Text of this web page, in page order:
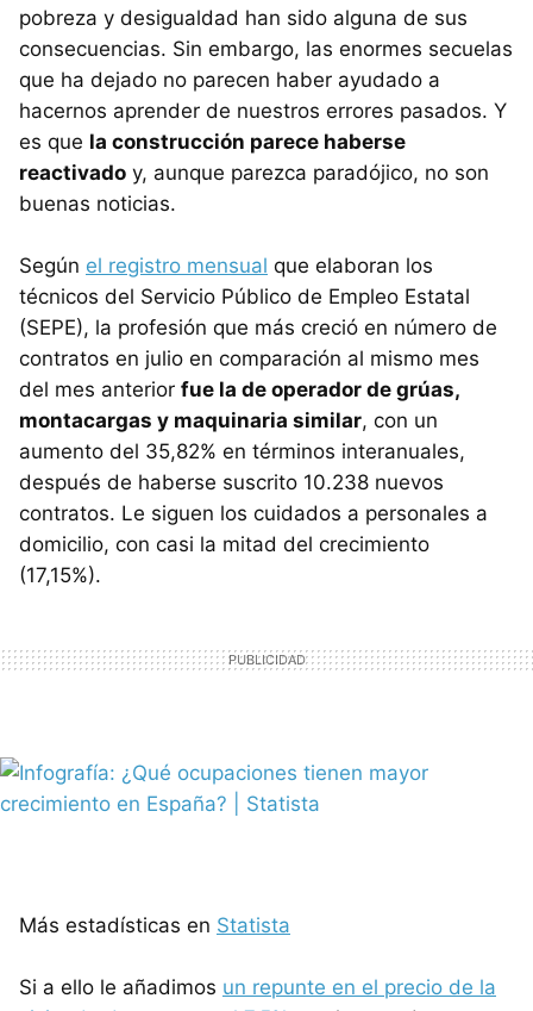
pobreza y desigualdad han sido alguna de sus
consecuencias. Sin embargo, las enormes secuelas
que ha dejado no parecen haber ayudado a
hacernos aprender de nuestros errores pasados. Y
es que la construcción parece haberse
reactivado y, aunque parezca paradójico, no son
buenas noticias.
Según el registro mensual que elaboran los
técnicos del Servicio Público de Empleo Estatal
(SEPE), la profesión que más creció en número de
contratos en julio en comparación al mismo mes
del mes anterior fue la de operador de grúas,
montacargas y maquinaria similar, con un
aumento del 35,82% en términos interanuales,
después de haberse suscrito 10.238 nuevos
contratos. Le siguen los cuidados a personales a
domicilio, con casi la mitad del crecimiento
(17,15%).
Más estadísticas en Statista
Si a ello le añadimos un repunte en el precio de la